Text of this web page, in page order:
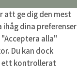
att ge dig den mest
dina preferenser
alla"
Du kan dock
ett kontrollerat